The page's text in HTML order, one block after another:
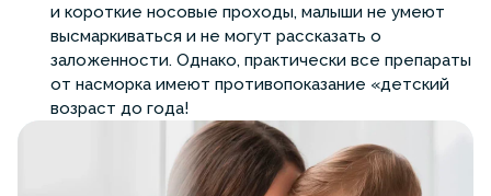
и короткие носовые проходы, малыши не умеют
высмаркиваться и не могут рассказать о
заложенности. Однако, практически все препараты
от насморка имеют противопоказание «детский
возраст до года!